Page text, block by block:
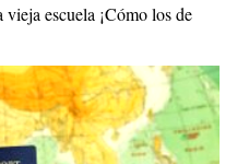
escuela ¡Cómo los de